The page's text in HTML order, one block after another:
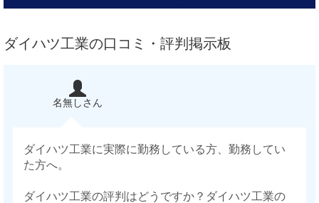
ダイハツ工業の口コミ・評判掲示板
名無しさん
ダイハツ工業に実際に勤務している方、勤務してい
た方へ。
ダイハツ工業の評判はどうですか？ダイハツ工業の